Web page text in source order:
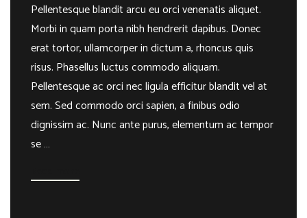
Pellentesque blandit arcu eu orci venenatis aliquet.
Morbi in quam porta nibh hendrerit dapibus. Donec
erat tortor, ullamcorper in dictum a, rhoncus quis
risus. Phasellus luctus commodo aliquam.
Pellentesque ac orci nec ligula efficitur blandit vel at
sem. Sed commodo orci sapien, a finibus odio
dignissim ac. Nunc ante purus, elementum ac tempor
se …